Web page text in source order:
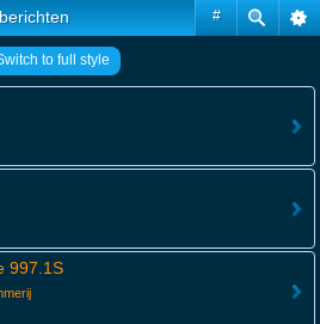
#
to full style
997.1S